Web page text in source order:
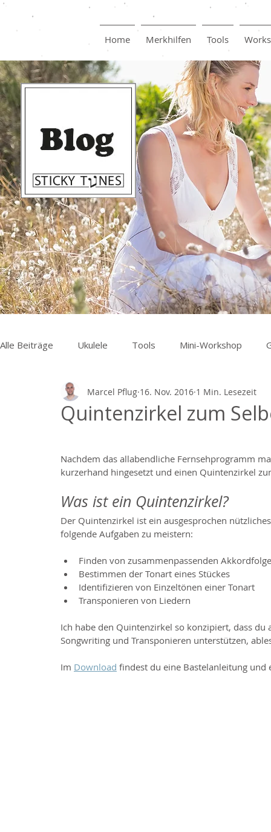
Home Merkhilfen Tools
Alle Beiträge Ukulele Tools Mini-Workshop
Quintenzirkel zum
Marcel Pflug 16. Nov. 2016 1 Min. Lesezeit
Nachdem das allabendliche Fernsehprogramm
kurzerhand hingesetzt und einen Quintenzirkel
Was ist ein Quintenzirkel?
Der Quintenzirkel ist ein ausgesprochen
folgende Aufgaben zu meistern:
Finden von zusammenpassenden
Bestimmen der Tonart eines Stückes
Identifizieren von Einzeltönen einer Tonart
Transponieren von Liedern
Ich habe den Quintenzirkel so konzipiert, dass
Songwriting und Transponieren unterstützen,
Im Download findest du eine Bastelanleitung und